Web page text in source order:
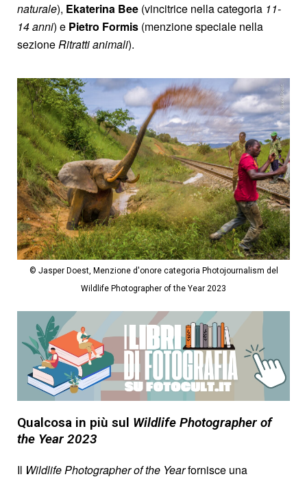
naturale), Ekaterina Bee (vincitrice nella categoria 11-
14 anni) e Pietro Formis (menzione speciale nella
sezioneRitratti animali).
© Jasper Doest, Menzione d'onore categoria Photojournalism del
Wildlife Photographer of the Year 2023
Qualcosa in più sul Wildlife Photographer of
the Year 2023
Il Wildlife Photographer of the Yearfornisce una